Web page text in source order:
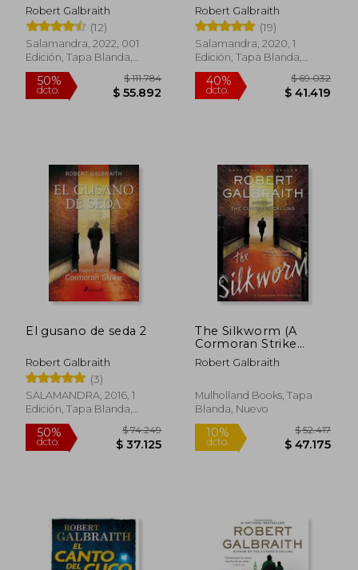
Robert Galbraith
(12)
Salamandra, 2022, 001
Edición, Tapa Blanda,
Nuevo
Robert Galbraith
(19)
Salamandra, 2020, 1
Edición, Tapa Blanda,
Nuevo
40%
El gusano de seda 2
Robert Galbraith
(3)
SALAMANDRA, 2016, 1
Edición, Tapa Blanda,
Nuevo
The Silkworm (A
Cormoran Strike
Novel) (en Inglés)
Robert Galbraith
Mulholland Books, Tapa
Blanda, Nuevo